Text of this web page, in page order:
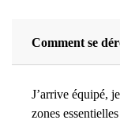
Comment se
J’arrive équipé,
zones